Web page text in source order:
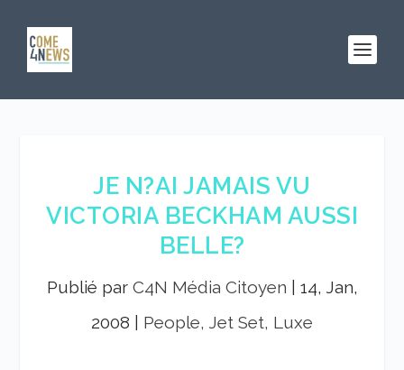
JE N?AI JAMAIS VU
VICTORIA BECKHAM AUSSI
BELLE?
Publié par C4N Média Citoyen
14, Jan,
2008
People, Jet Set, Luxe